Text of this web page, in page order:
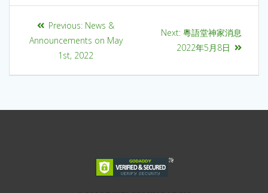
Previous: News &
Announcements on May
1st, 2022
Next: 粵語堂神家消息
2022年5月8日